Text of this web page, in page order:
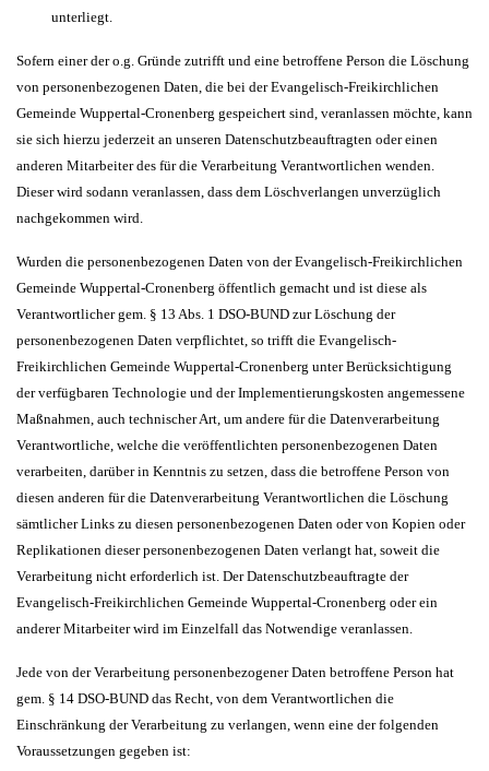
unterliegt.
Sofern einer der o.g. Gründe zutrifft und eine betroffene Person die Löschung
von personenbezogenen Daten, die bei der Evangelisch-Freikirchlichen
Gemeinde Wuppertal-Cronenberg gespeichert sind, veranlassen möchte, kann
sie sich hierzu jederzeit an unseren Datenschutzbeauftragten oder einen
anderen Mitarbeiter des für die Verarbeitung Verantwortlichen wenden.
Dieser wird sodann veranlassen, dass dem Löschverlangen unverzüglich
nachgekommen wird.
Wurden die personenbezogenen Daten von der Evangelisch-Freikirchlichen
Gemeinde Wuppertal-Cronenberg öffentlich gemacht und ist diese als
Verantwortlicher gem. § 13 Abs. 1 DSO-BUND zur Löschung der
personenbezogenen Daten verpflichtet, so trifft die Evangelisch-
Freikirchlichen Gemeinde Wuppertal-Cronenberg unter Berücksichtigung
der verfügbaren Technologie und der Implementierungskosten angemessene
Maßnahmen, auch technischer Art, um andere für die Datenverarbeitung
Verantwortliche, welche die veröffentlichten personenbezogenen Daten
verarbeiten, darüber in Kenntnis zu setzen, dass die betroffene Person von
diesen anderen für die Datenverarbeitung Verantwortlichen die Löschung
sämtlicher Links zu diesen personenbezogenen Daten oder von Kopien oder
Replikationen dieser personenbezogenen Daten verlangt hat, soweit die
Verarbeitung nicht erforderlich ist. Der Datenschutzbeauftragte der
Evangelisch-Freikirchlichen Gemeinde Wuppertal-Cronenberg oder ein
anderer Mitarbeiter wird im Einzelfall das Notwendige veranlassen.
Jede von der Verarbeitung personenbezogener Daten betroffene Person hat
gem. § 14 DSO-BUND das Recht, von dem Verantwortlichen die
Einschränkung der Verarbeitung zu verlangen, wenn eine der folgenden
Voraussetzungen gegeben ist: